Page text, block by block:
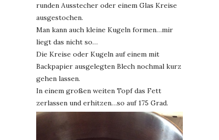
runden Ausstecher oder einem Glas Kreise
ausgestochen.
Man kann auch kleine Kugeln formen…mir
liegt das nicht so…
Die Kreise oder Kugeln auf einem mit
Backpapier ausgelegten Blech nochmal kurz
gehen lassen.
In einem großen weiten Topf das Fett
zerlassen und erhitzen…so auf 175 Grad.